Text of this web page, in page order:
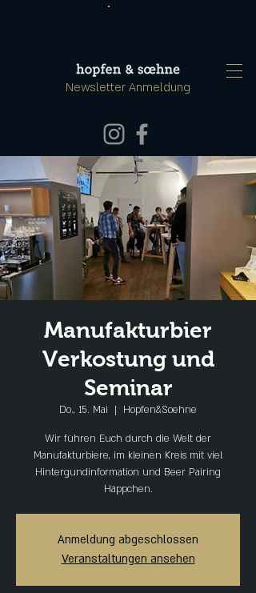
Newsletter Anmeldung
Manufakturbier
Verkostung und
Seminar
Do., 15. Mai
  |
Hopfen&Soehne
Wir führen Euch durch die Welt der
Manufakturbiere, im kleinen Kreis mit viel
Hintergundinformation und Beer Pairing
Häppchen.
Anmeldung abgeschlossen
Veranstaltungen ansehen